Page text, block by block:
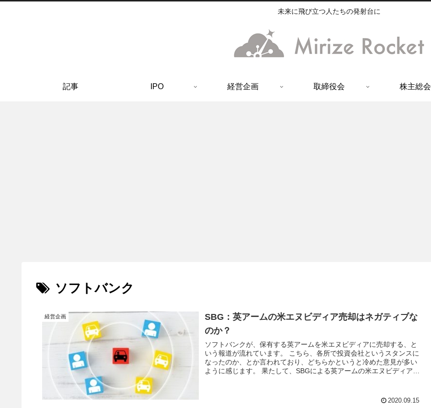
未来に飛び立つ人たちの発射台に
記事 IPO 経営企画 取締役会 株主総会
ソフトバンク
経営企画
SBG：英アームの米エヌビディア売却はネガティブな
のか？
ソフトバンクが、保有する英アームを米エヌビディアに売却する、と
いう報道が流れています。 こちら、各所で投資会社というスタンスに
なったのか、とか言われており、どちらかというと冷めた意見が多い
ように感じます。 果たして、SBGによる英アームの米エヌビディア売
2020.09.15